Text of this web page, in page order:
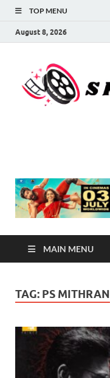
TOP MENU
August 8, 2026
MAIN MENU
TAG: PS MITHRAN